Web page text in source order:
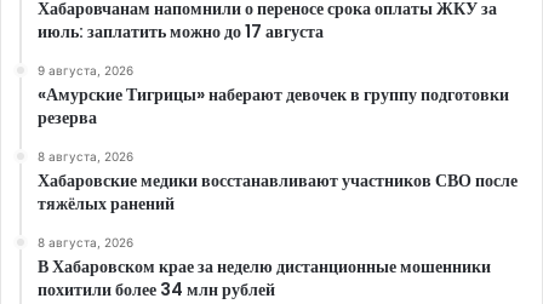
Хабаровчанам напомнили о переносе срока оплаты ЖКУ за
июль: заплатить можно до 17 августа
9 августа, 2026
«Амурские Тигрицы» наберают девочек в группу подготовки
резерва
8 августа, 2026
Хабаровские медики восстанавливают участников СВО после
тяжёлых ранений
8 августа, 2026
В Хабаровском крае за неделю дистанционные мошенники
похитили более 34 млн рублей